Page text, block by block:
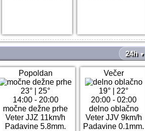
24h ▼
Popoldan
23°
25°
14:00 - 20:00
močne dežne prhe
Veter JJZ 11km/h
Padavine 5.8mm.
Večer
19°
22°
20:00 - 02:00
delno oblačno
Veter JJV 9km/h
Padavine 0.1mm.